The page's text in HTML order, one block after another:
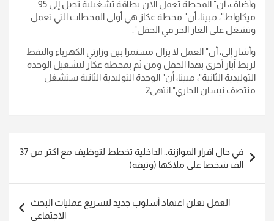
وأضاف، أن" المحطة تعمل الآن بطاقة تشغيلية تصل إلى 95
ميكاواط"، مبينا، أن" محطة عكاز هي أولى المحطات التي تعمل
وتشغل على الغاز الحر في الحقل".
وأشار إلى، أن" العمل لا يزال مستمرا بين وزارتي الكهرباء والنفط
لربط آبار أخرى بهذا الحقل ومن ثم بمحطة عكاز لتشغيل الوحدة
التوليدية الثانية"، مبينا، أن" الوحدة التوليدية الثانية ستشغل
منتصف نيسان الجاري".انتهى2
المقالات
في حال اقرار الموازنة.. الداخلية تخطط لتوظيف مع اكثر من 37
الف شخصا على ملاكها (وثيقة)
العمل تعلن اعتماد أسلوب جديد لتسريع عمليات البحث
الاجتماعي